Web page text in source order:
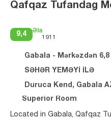
Qafqaz Tufandag
9,4
Əla
1911
Gabala - Mərkəzdən
SƏHƏR YEMƏYİ İLƏ
Duruca Kend, Gabala
Superior Room
Located in Gabala, Qafqaz